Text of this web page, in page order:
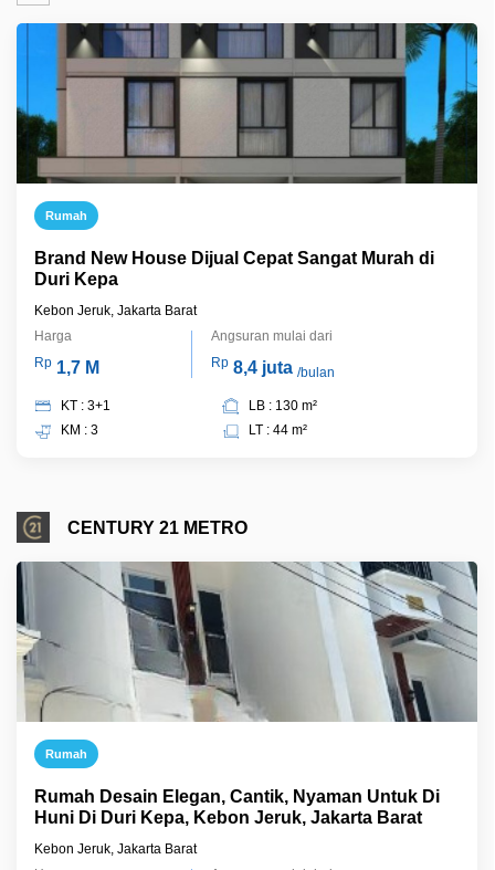
Rumah
Brand New House Dijual Cepat Sangat Murah di
Duri Kepa
Kebon Jeruk, Jakarta Barat
Harga
Rp 1,7 M
Angsuran mulai dari
Rp 8,4 juta /bulan
KT : 3+1
KM : 3
LB : 130 m²
LT : 44 m²
CENTURY 21 METRO
Rumah
Rumah Desain Elegan, Cantik, Nyaman Untuk Di
Huni Di Duri Kepa, Kebon Jeruk, Jakarta Barat
Kebon Jeruk, Jakarta Barat